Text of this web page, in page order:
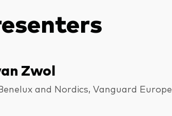
Zwol
and Nordics, Vanguard Europe